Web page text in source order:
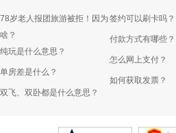
78岁老人报团旅游被拒！因为
啥？
纯玩是什么意思？
单房差是什么？
双飞、双卧都是什么意思？
签约可以刷卡吗？
付款方式有哪些？
怎么网上支付？
如何获取发票？